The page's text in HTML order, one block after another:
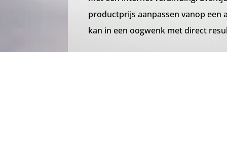
productprijs aanpassen vanop een
kan in een oogwenk met direct